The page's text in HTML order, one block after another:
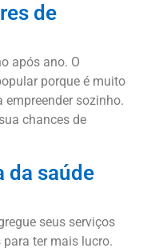
de
após ano. O
porque é muito
empreender sozinho.
chances de
da saúde
seus serviços
ter mais lucro.